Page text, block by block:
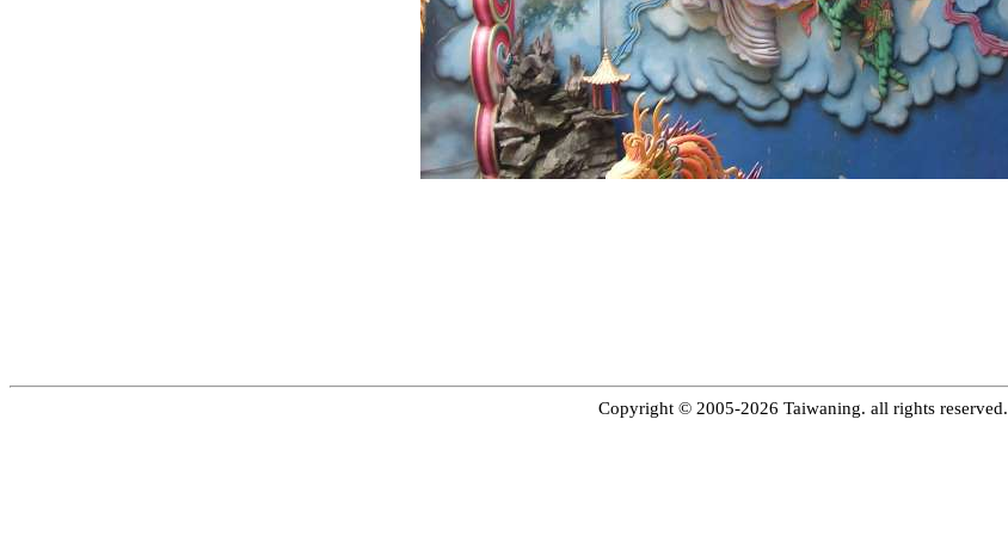
Copyright © 2005-2026 Taiwaning. all rights reserved.